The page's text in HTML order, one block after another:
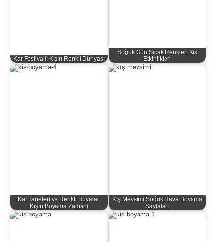
Kar Festivali: Kışın Renkli Dünyası
Soğuk Gün Sıcak Renkler: Kış
Etkinlikleri
Kar Taneleri ve Renkli Rüyalar:
Kışın Boyama Zamanı
Kış Mevsimi Soğuk Hava Boyama
Sayfaları